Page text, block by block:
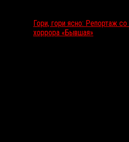
Гори, гори ясно: Репортаж
хоррора «Бывшая»